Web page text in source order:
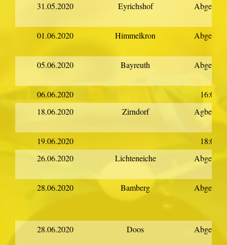
31.05.2020 Eyrichshof Abgesagt
01.06.2020 Himmelkron Abgesagt
05.06.2020 Bayreuth Abgesagt
06.06.2020
16:00
18.06.2020
Zirndorf Agbesagt
19.06.2020
18:00
26.06.2020
Lichteneiche Abgesagt
28.06.2020 Bamberg Abgesagt
28.06.2020 Doos Abgesagt